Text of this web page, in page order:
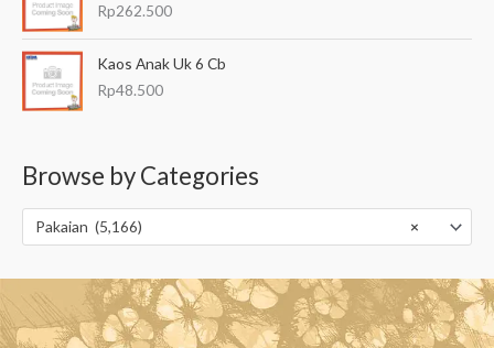
Rp262.500
Kaos Anak Uk 6 Cb
Rp48.500
Browse by Categories
×
Pakaian (5,166)